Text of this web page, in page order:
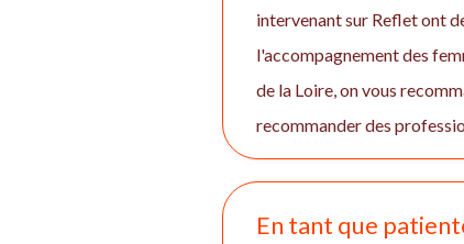
intervenant sur Reflet ont
l'accompagnement des
de la Loire, on vous
recommander des
En tant que